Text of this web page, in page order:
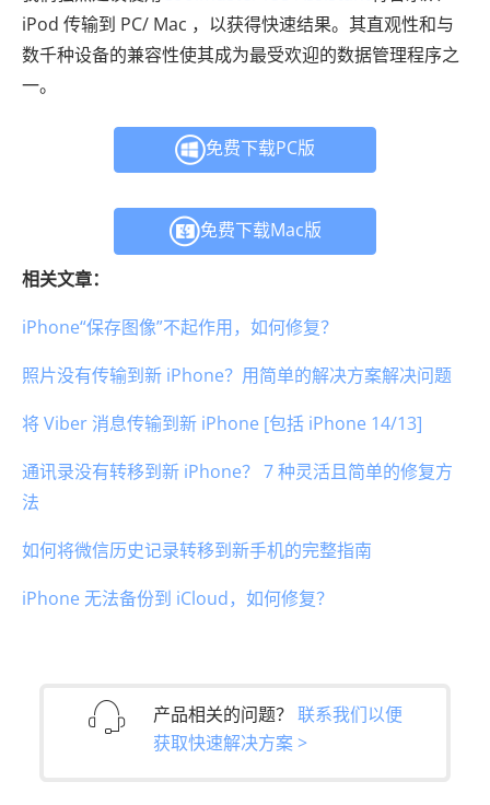
iPod 传输到 PC/ Mac ，以获得快速结果。其直观性和与
数千种设备的兼容性使其成为最受欢迎的数据管理程序之
一。
免费下载PC版
免费下载Mac版
相关文章：
iPhone“保存图像”不起作用，如何修复？
照片没有传输到新 iPhone？用简单的解决方案解决问题
将 Viber 消息传输到新 iPhone [包括 iPhone 14/13]
通讯录没有转移到新 iPhone？ 7 种灵活且简单的修复方
法
如何将微信历史记录转移到新手机的完整指南
iPhone 无法备份到 iCloud，如何修复？
产品相关的问题？ 联系我们以便
获取快速解决方案 >